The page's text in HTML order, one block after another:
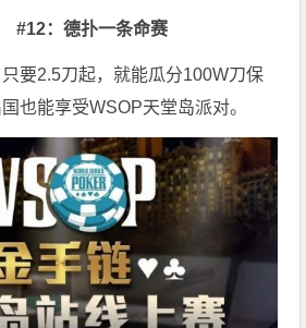
#12：德扑一条命赛
要2.5刀起，就能瓜分100W刀保
也能享受WSOP天堂岛派对。